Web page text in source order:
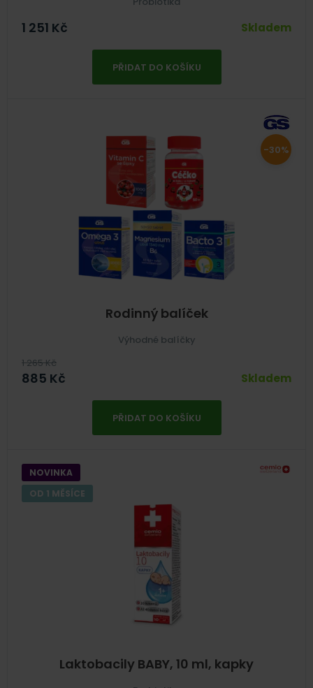
1 251 Kč Skladem
PŘIDAT DO KOŠÍKU
Rodinný balíček
Výhodné balíčky
-30%
1 265Kč
885 Kč Skladem
PŘIDAT DO KOŠÍKU
Laktobacily BABY, 10 ml, kapky
NOVINKA
OD 1 MĚSÍCE